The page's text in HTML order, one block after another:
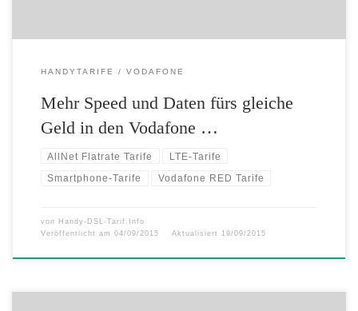
HANDYTARIFE VODAFONE
Mehr Speed und Daten fürs gleiche
Geld in den Vodafone …
AllNet Flatrate Tarife LTE-Tarife
Smartphone-Tarife Vodafone RED Tarife
von Handy-DSL-Tarif.Info
Veröffentlicht am 04/09/2015 Aktualisiert 19/09/2015